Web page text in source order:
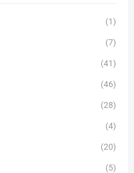
(1)
(7)
(41)
(46)
(28)
(4)
(20)
(5)